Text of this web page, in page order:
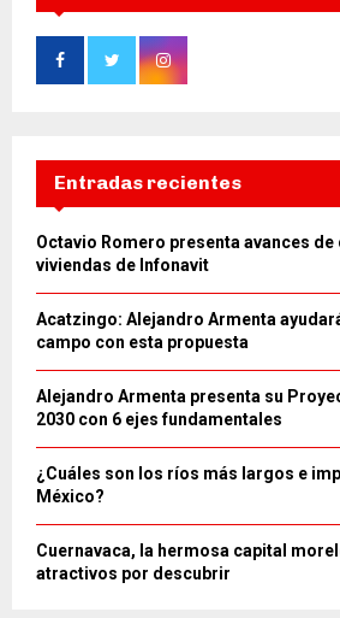
Entradas recientes
Octavio Romero presenta avances
viviendas de Infonavit
Acatzingo: Alejandro Armenta
campo con esta propuesta
Alejandro Armenta presenta su
2030 con 6 ejes fundamentales
¿Cuáles son los ríos más largos e
México?
Cuernavaca, la hermosa capital
atractivos por descubrir